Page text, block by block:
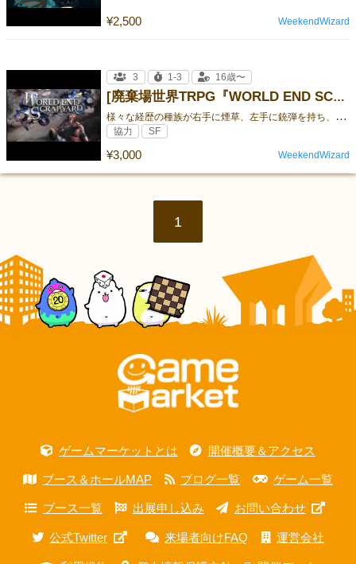
¥2,500 WeekendWizard
[廃棄場世界TRPG『WORLD END SCRAPYARD（ワールドエンド スクラップヤード）』]
様
々な経歴の種族が右手に煙草、左手に銃弾を持ち、神々から廃棄された多元世界でで生きるＯＳＲ系『オリジナルTRPGシステム』です。
¥3,000
3 1-3 16歳〜
協力 SF
WeekendWizard
1
ゲームマーケットとは 開催概要＆アクセス
ブース＆ホールMAP ブログ一覧 ゲーム一覧
ブース一覧 出展申し込み お問い合わせ
公式Twitter 来場者向けFAQ 運営会社